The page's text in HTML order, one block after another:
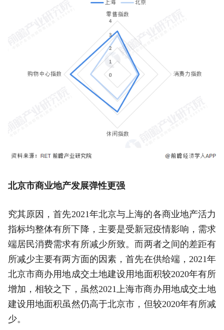
北京市商业地产发展弹性更强
究其原因，首先2021年北京与上海的各商业地产活力
指标均整体有所下降，主要是受新冠疫情影响，需求
端居民消费需求有所减少所致。而两者之间的差距有
所减少主要有两方面的因素，首先在供给端，2021年
北京市商办用地成交土地建设用地面积较2020年有所
增加，相较之下，虽然2021上海市商办用地成交土地
建设用地面积虽然仍高于北京市，但较2020年有所减
少。